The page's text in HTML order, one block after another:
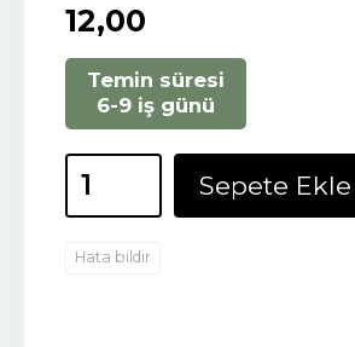
12,00
Temin süresi
6-9 iş günü
Sepete Ekle
Hata bildir